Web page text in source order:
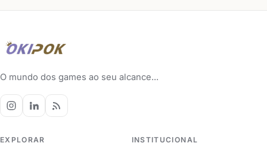
O mundo dos games ao seu alcance...
EXPLORAR INSTITUCIONAL